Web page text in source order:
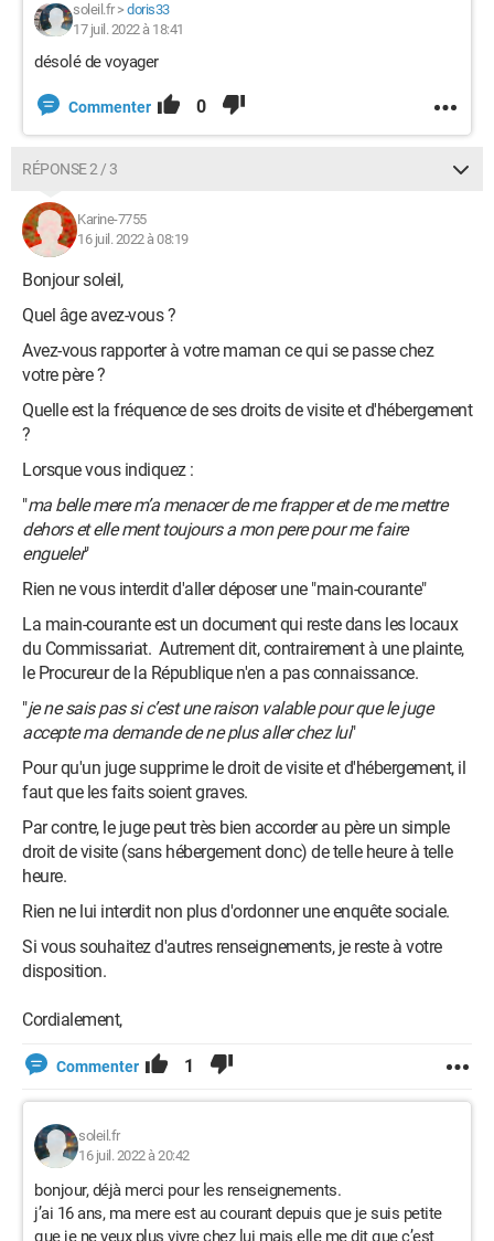
soleil.fr> doris33
17 juil. 2022 à 18:41
désolé de voyager
Commenter 0
RÉPONSE 2 / 3
Karine-7755
16 juil. 2022 à 08:19
Bonjour soleil,
Quel âge avez-vous ?
Avez-vous rapporter à votre maman ce qui se passe chez
votre père ?
Quelle est la fréquence de ses droits de visite et d'hébergement
?
Lorsque vous indiquez :
"ma belle mere m’a menacer de me frapper et de me mettre
dehors et elle ment toujours a mon pere pour me faire
engueler"
Rien ne vous interdit d'aller déposer une "main-courante"
La main-courante est un document qui reste dans les locaux
du Commissariat. Autrement dit, contrairement à une plainte,
le Procureur de la République n'en a pas connaissance.
"je ne sais pas si c’est une raison valable pour que le juge
accepte ma demande de ne plus aller chez lui"
Pour qu'un juge supprime le droit de visite et d'hébergement, il
faut que les faits soient graves.
Par contre, le juge peut très bien accorder au père un simple
droit de visite (sans hébergement donc) de telle heure à telle
heure.
Rien ne lui interdit non plus d'ordonner une enquête sociale.
Si vous souhaitez d'autres renseignements, je reste à votre
disposition.
Cordialement,
Commenter 1
soleil.fr
16 juil. 2022 à 20:42
bonjour, déjà merci pour les renseignements.
j’ai 16 ans, ma mere est au courant depuis que je suis petite
que je ne veux plus vivre chez lui mais elle me dit que c’est